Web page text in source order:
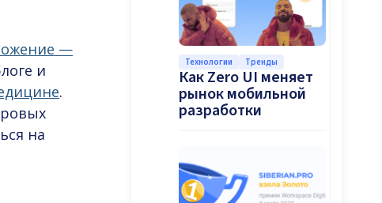
—
и
.
на
Технологии Тренды
Как Zero UI меняет
рынок мобильной
разработки